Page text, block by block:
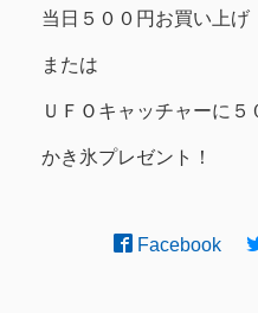
当日５００円お買い上げ
または
ＵＦＯキャッチャーに５
かき氷プレゼント！
Facebook